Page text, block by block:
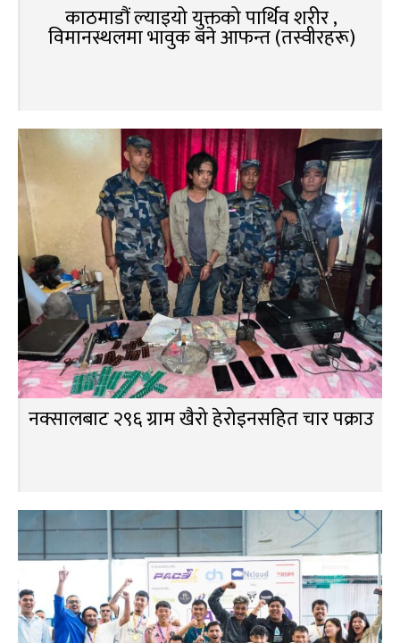
काठमाडौं ल्याइयो युक्तको पार्थिव शरीर ,
विमानस्थलमा भावुक बने आफन्त (तस्वीरहरू)
नक्सालबाट २९६ ग्राम खैरो हेरोइनसहित चार पक्राउ